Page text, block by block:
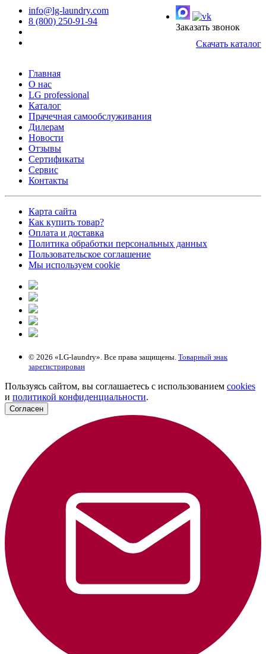
info@lg-laundry.com
8 (800) 250-91-94
Заказать звонок
Скачать каталог
Главная
О нас
LG professional
Каталог
Прачечная самообслуживания
Дилерам
Новости
Отзывы
Сертификаты
Сервис
Контакты
Карта сайта
Как купить товар?
Оплата и доставка
Политика обработки персональных данных
Пользовательское соглашение
Мы используем cookie
© 2026 «LG-laundry». Все права защищены. Товарный знак
зарегистрирован
Пользуясь сайтом, вы соглашаетесь с использованием cookies
и политикой конфиденциальности.
Согласен